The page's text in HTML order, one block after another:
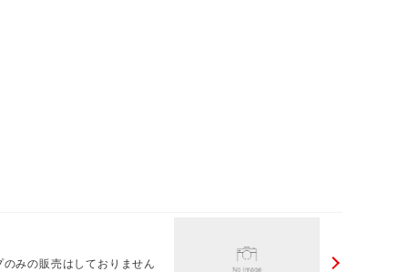
のみの販売はしておりません